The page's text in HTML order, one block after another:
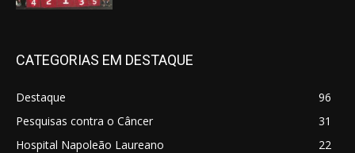
CATEGORIAS EM DESTAQUE
Destaque
96
Pesquisas contra o Câncer
31
Hospital Napoleão Laureano
22